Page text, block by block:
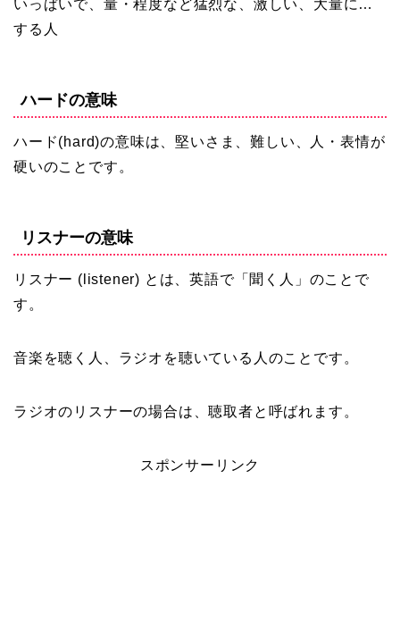
いっぱいで、量・程度など猛烈な、激しい、大量に…
する人
ハードの意味
ハード(hard)の意味は、堅いさま、難しい、人・表情が
硬いのことです。
リスナーの意味
リスナー (listener) とは、英語で「聞く人」のことで
す。
音楽を聴く人、ラジオを聴いている人のことです。
ラジオのリスナーの場合は、聴取者と呼ばれます。
スポンサーリンク